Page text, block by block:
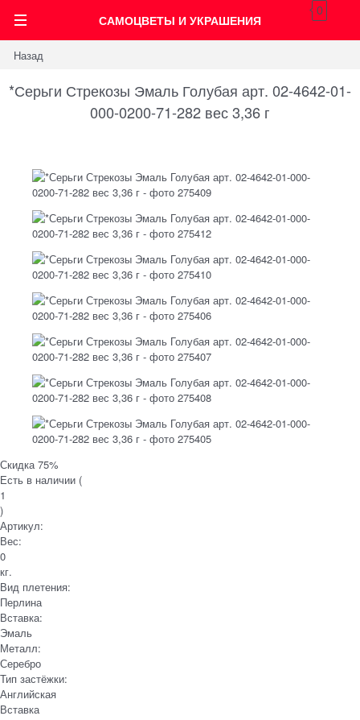
САМОЦВЕТЫ И УКРАШЕНИЯ
0
Назад
*Серьги Стрекозы Эмаль Голубая арт. 02-4642-01-
000-0200-71-282 вес 3,36 г
Скидка 75%
Есть в наличии (
1
)
Артикул:
Вес:
0
кг.
Вид плетения:
Перлина
Вставка:
Эмаль
Металл:
Серебро
Тип застёжки:
Английская
Вставка